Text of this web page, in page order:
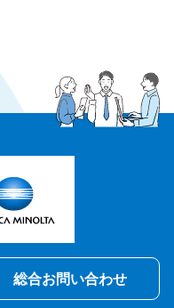
総合お問い合わせ